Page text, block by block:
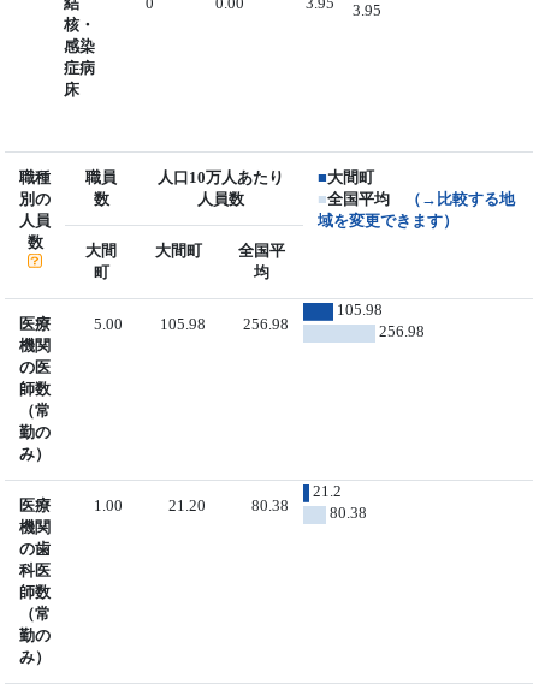
核・
感染
症病
床
3.95
職種
別の
人員
数
職員
数
人口10万人あたり
人員数
■大間町
■全国平均
（→比較する地
域を変更できます）
大間
町
大間町
全国平
均
医療
機関
の医
師数
（常
勤の
み）
5.00 105.98 256.98
105.98
256.98
医療
機関
の歯
科医
師数
（常
勤の
み）
1.00 21.20 80.38
21.2
80.38